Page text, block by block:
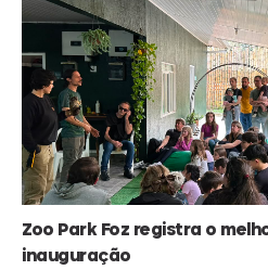
Zoo Park Foz registra o
inauguração